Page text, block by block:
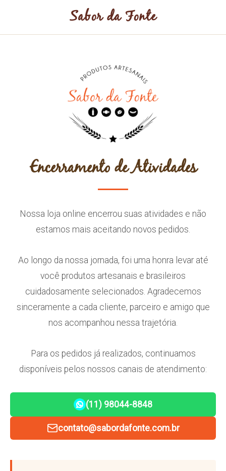
Sabor da Fonte
Encerramento de Atividades
Nossa loja online encerrou suas atividades e não
estamos mais aceitando novos pedidos.
Ao longo da nossa jornada, foi uma honra levar até
você produtos artesanais e brasileiros
cuidadosamente selecionados. Agradecemos
sinceramente a cada cliente, parceiro e amigo que
nos acompanhou nessa trajetória.
Para os pedidos já realizados, continuamos
disponíveis pelos nossos canais de atendimento:
(11) 98044-8848
contato@sabordafonte.com.br